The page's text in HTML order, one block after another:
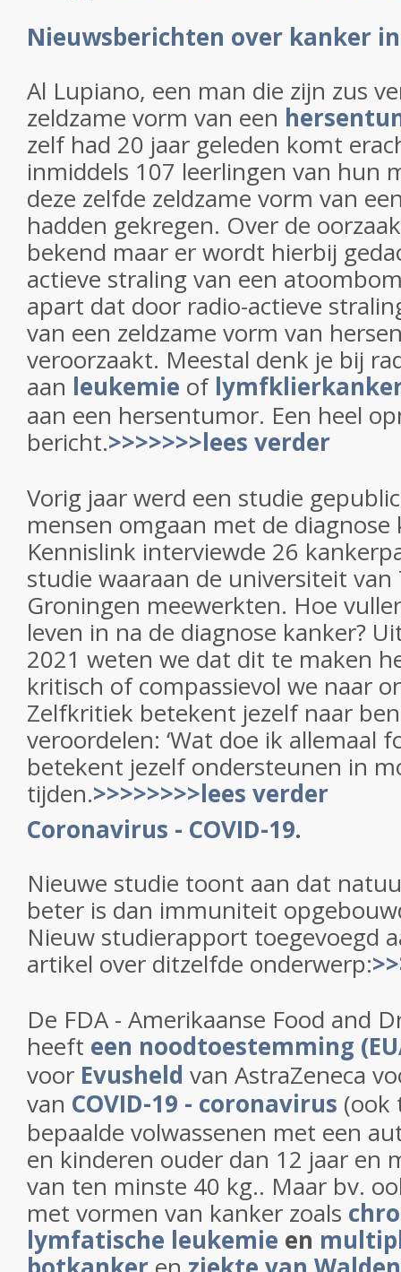
Nieuwsberichten over kanker
Al Lupiano, een man die zijn zus
zeldzame vorm van een
zelf had 20 jaar geleden komt
inmiddels 107 leerlingen van hun
deze zelfde zeldzame vorm van
hadden gekregen. Over de
bekend maar er wordt hierbij
actieve straling van een
apart dat door radio-actieve
van een zeldzame vorm van
veroorzaakt. Meestal denk je bij
aan leukemie of
aan een hersentumor. Een heel
bericht.>>>>>>>lees verder
Vorig jaar werd een studie
mensen omgaan met de diagnose
Kennislink interviewde 26
studie waaraan de universiteit
Groningen meewerkten. Hoe
leven in na de diagnose kanker?
2021 weten we dat dit te maken
kritisch of compassievol we naar
Zelfkritiek betekent jezelf naar
veroordelen: ‘Wat doe ik allemaal
betekent jezelf ondersteunen in
tijden.>>>>>>>>lees verder
Coronavirus - COVID-19.
Nieuwe studie toont aan dat
beter is dan immuniteit
Nieuw studierapport toegevoegd
artikel over ditzelfde onderwerp:
De FDA - Amerikaanse Food and
heeft een noodtoestemming
voor Evusheld van AstraZeneca
van COVID-19 - coronavirus (ook
bepaalde volwassenen met een
en kinderen ouder dan 12 jaar en
van ten minste 40 kg.. Maar bv.
met vormen van kanker zoals
lymfatische leukemie en